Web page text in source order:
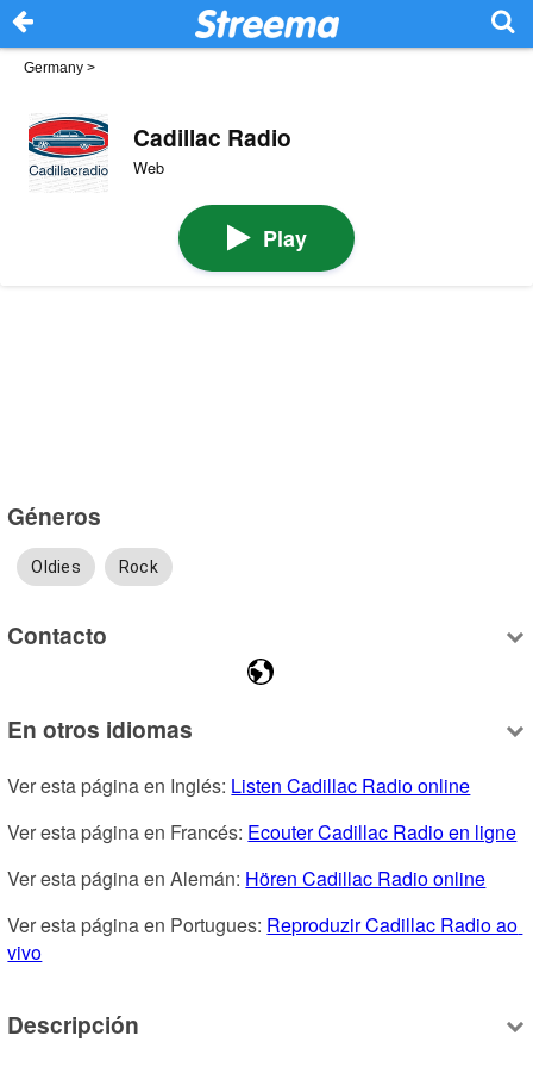
Germany >
Cadillac Radio
Web
Play
Géneros
Oldies Rock
Contacto
En otros idiomas
Ver esta página en Inglés: Listen Cadillac Radio online
Ver esta página en Francés: Ecouter Cadillac Radio en ligne
Ver esta página en Alemán: Hören Cadillac Radio online
Ver esta página en Portugues: Reproduzir Cadillac Radio ao
vivo
Descripción